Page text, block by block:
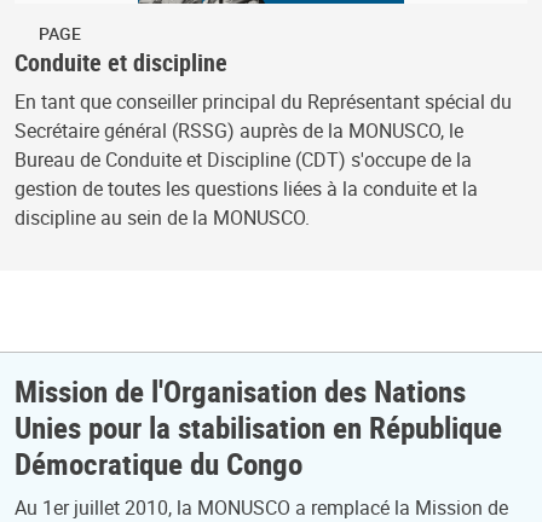
PAGE
Conduite et discipline
En tant que conseiller principal du Représentant spécial du
Secrétaire général (RSSG) auprès de la MONUSCO, le
Bureau de Conduite et Discipline (CDT) s'occupe de la
gestion de toutes les questions liées à la conduite et la
discipline au sein de la MONUSCO.
Mission de l'Organisation des Nations
Unies pour la stabilisation en République
Démocratique du Congo
Au 1er juillet 2010, la MONUSCO a remplacé la Mission de